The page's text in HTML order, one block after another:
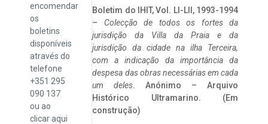
encomendar
os
boletins
disponíveis
através do
telefone
+351 295
090 137
ou ao
clicaraqui
Boletim do IHIT, Vol. LI-LII, 1993-1994
– Colecção de todos os fortes da
jurisdição da Villa da Praia e da
jurisdição da cidade na ilha Terceira,
com a indicação da importância da
despesa das obras necessárias em cada
um deles. Anónimo – Arquivo
Histórico Ultramarino. (Em
construção)